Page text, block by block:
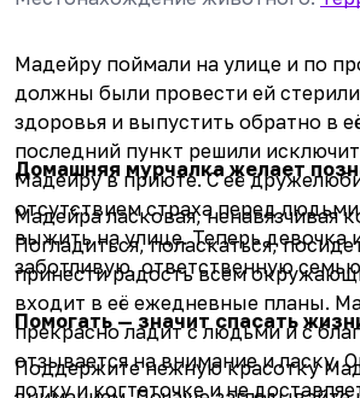
Мадейру поймали на улице и по
должны были провести ей
здоровья и выпустить обратно в
последний пункт решили
Мадейру в приюте. С её
отсутствием страха перед
выжить на улице. Теперь девочка
заботливую, ответственную
Домашняя мурчалка желает
Мадейра ласковая, ненавязчивая
Погладиться, поласкаться,
принести радость всем
входит в её ежедневные планы.
прекрасно ладит с людьми и с
отзывается на внимание и ласку.
лотку и когтеточке и не
Помогать — значит спасать
Поддержите нежную красотку